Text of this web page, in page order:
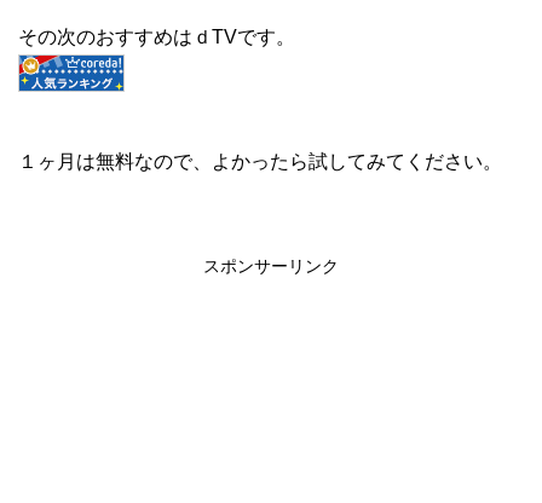
その次のおすすめはｄTVです。
１ヶ月は無料なので、よかったら試してみてください。
スポンサーリンク